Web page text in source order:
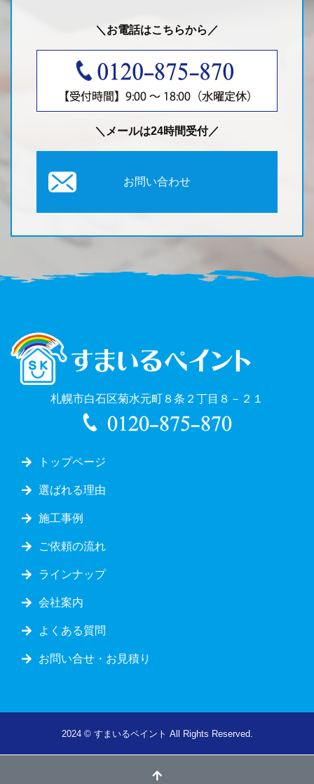
＼お電話はこちらから／
＼メールは24時間受付／
お問い合わせ
札幌市白石区菊水元町８条２丁目８－２１
トップページ
選ばれる理由
施工事例
ご依頼の流れ
ラインナップ
会社案内
よくある質問
お問い合せ・お見積り
2024 © すまいるペイント All Rights Reserved.